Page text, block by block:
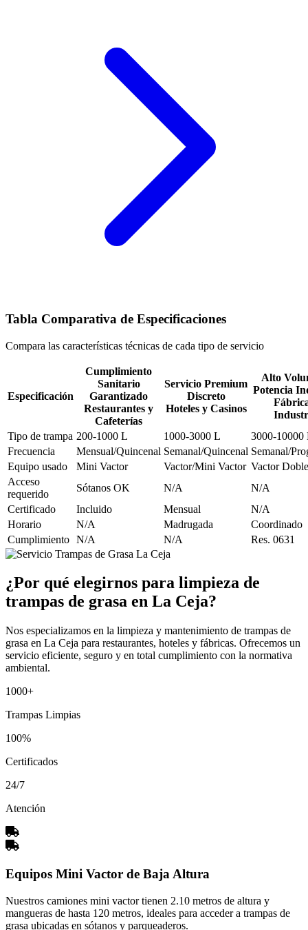
Tabla Comparativa de Especificaciones
Compara las características técnicas de cada tipo de servicio
Especificación
Cumplimiento
Sanitario
Garantizado
Restaurantes y
Cafeterías
Servicio Premium
Discreto
Hoteles y Casinos
Alto
Potencia
Tipo de trampa 200-1000 L 1000-3000 L
3000-10000
Frecuencia
Mensual/Quincenal Semanal/Quincenal Semanal/
Equipo usado
Mini Vactor Vactor/Mini Vactor Vactor
Acceso
requerido
Sótanos OK N/A
N/A
Certificado
Incluido Mensual
N/A
Horario
N/A Madrugada
Coordinado
Cumplimiento N/A N/A Res. 0631
¿Por qué elegirnos para limpieza de
trampas de grasa en La Ceja?
Nos especializamos en la limpieza y mantenimiento de trampas de
grasa en La Ceja para restaurantes, hoteles y fábricas. Ofrecemos un
servicio eficiente, seguro y en total cumplimiento con la normativa
ambiental.
1000+
Trampas Limpias
100%
Certificados
24/7
Atención
Equipos Mini Vactor de Baja Altura
Nuestros camiones mini vactor tienen 2.10 metros de altura y
mangueras de hasta 120 metros, ideales para acceder a trampas de
grasa ubicadas en sótanos y parqueaderos.